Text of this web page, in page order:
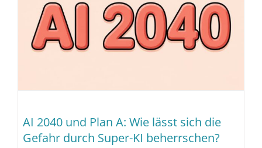
AI 2040 und Plan A: Wie lässt sich die
Gefahr durch Super-KI beherrschen?